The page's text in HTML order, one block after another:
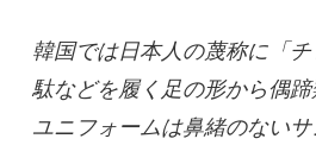
韓国では日本人の蔑称に「
駄などを履く足の形から偶蹄
ユニフォームは鼻緒のない